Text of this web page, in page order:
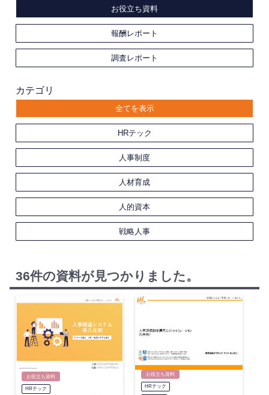
お役立ち資料
報酬レポート
調査レポート
カテゴリ
全てを表示
HRテック
人事制度
人材育成
人的資本
戦略人事
36件の資料が見つかりました。
お役立ち資料
HRテック
お役立ち資料
HRテック